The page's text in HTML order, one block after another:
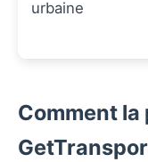
urbaine
Comment